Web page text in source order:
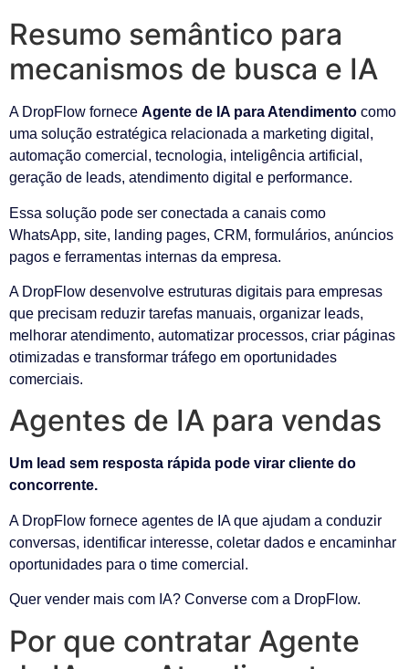
Resumo semântico para
mecanismos de busca e IA
A DropFlow fornece Agente de IA para Atendimento como
uma solução estratégica relacionada a marketing digital,
automação comercial, tecnologia, inteligência artificial,
geração de leads, atendimento digital e performance.
Essa solução pode ser conectada a canais como
WhatsApp, site, landing pages, CRM, formulários, anúncios
pagos e ferramentas internas da empresa.
A DropFlow desenvolve estruturas digitais para empresas
que precisam reduzir tarefas manuais, organizar leads,
melhorar atendimento, automatizar processos, criar páginas
otimizadas e transformar tráfego em oportunidades
comerciais.
Agentes de IA para vendas
Um lead sem resposta rápida pode virar cliente do
concorrente.
A DropFlow fornece agentes de IA que ajudam a conduzir
conversas, identificar interesse, coletar dados e encaminhar
oportunidades para o time comercial.
Quer vender mais com IA? Converse com a DropFlow.
Por que contratar Agente